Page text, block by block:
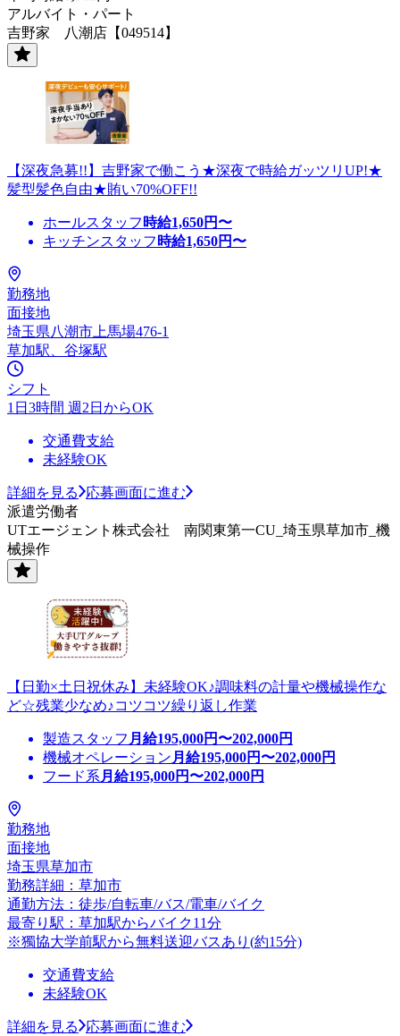
アルバイト・パート
吉野家 八潮店【049514】
【深夜急募!!】吉野家で働こう★深夜で時給ガッツリUP!★
髪型髪色自由★賄い70%OFF!!
ホールスタッフ 時給1,650円〜
キッチンスタッフ 時給1,650円〜
勤務地
面接地
埼玉県八潮市上馬場476-1
草加駅、谷塚駅
シフト
1日3時間 週2日からOK
交通費支給
未経験OK
詳細を見る
応募画面に進む
派遣労働者
UTエージェント株式会社 南関東第一CU_埼玉県草加市_機
械操作
【日勤×土日祝休み】未経験OK♪調味料の計量や機械操作な
ど☆残業少なめ♪コツコツ繰り返し作業
製造スタッフ 月給195,000円〜202,000円
機械オペレーション 月給195,000円〜202,000円
フード系 月給195,000円〜202,000円
勤務地
面接地
埼玉県草加市
勤務詳細：草加市
通勤方法：徒歩/自転車/バス/電車/バイク
最寄り駅：草加駅からバイク11分
※獨協大学前駅から無料送迎バスあり(約15分)
交通費支給
未経験OK
詳細を見る
応募画面に進む